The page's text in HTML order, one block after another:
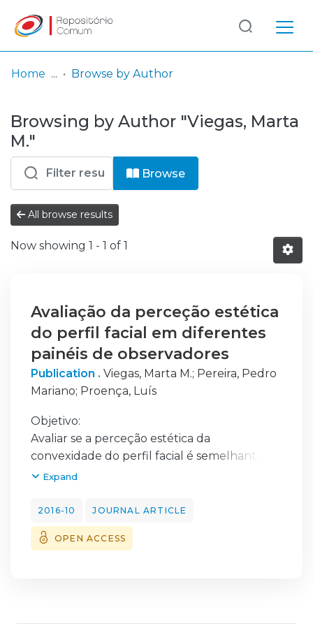
& Collections
Browse repository
Entities
Log
In
(current)
Home Browse by Author
Browsing by Author "Viegas, Marta
M."
Browse
All browse results
Now showing 1 - 1 of 1
Avaliação da perceção estética
do perfil facial em diferentes
painéis de observadores
Publication . Viegas, Marta M.; Pereira, Pedro
Mariano; Proença, Luís
Objetivo:
Avaliar se a perceção estética da
convexidade do perfil facial é semelhante
entre os diferentes painéis de avaliadores.
Foram utilizadas silhuetas de perfil
construídas no programa Adobe Photoshop
Cs5®. A partir de um perfil de referência com
Expand
2016-10 JOURNAL ARTICLE
OPEN ACCESS